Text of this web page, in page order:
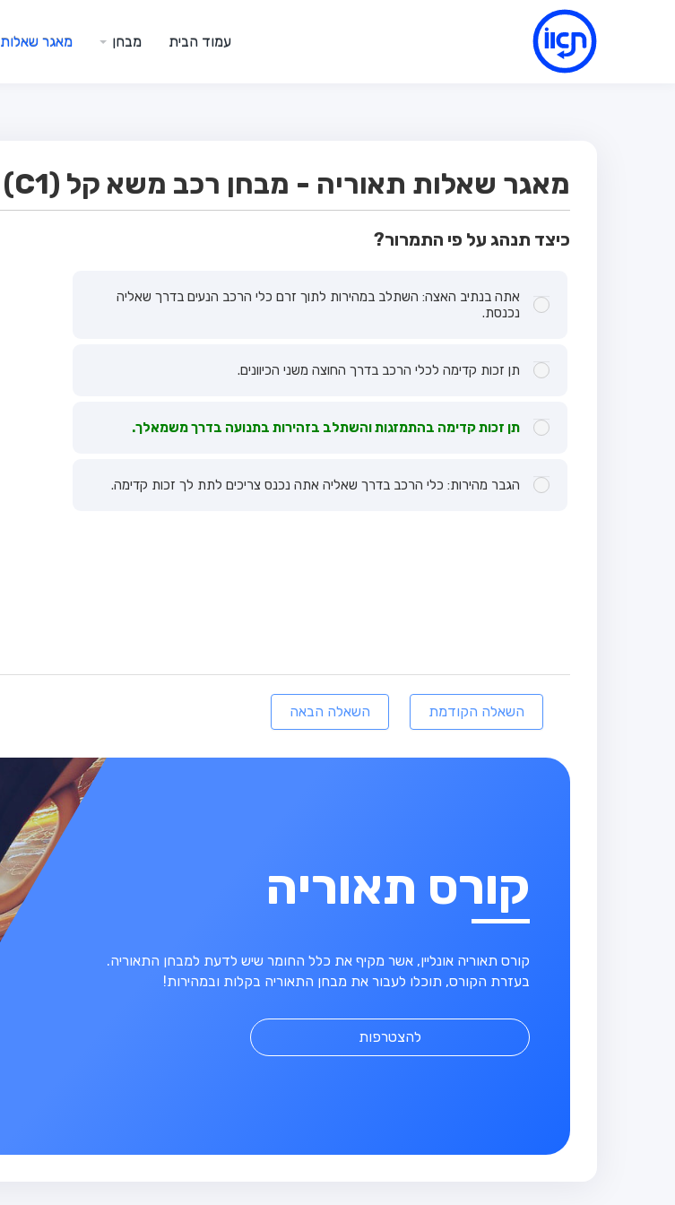
עמוד הבית מבחן מאגר שאלות
מאגר שאלות תאוריה - מבחן רכב משא קל (C1)
כיצד תנהג על פי התמרור?
אתה בנתיב האצה: השתלב במהירות לתוך זרם כלי הרכב הנעים בדרך שאליה
נכנסת.
תן זכות קדימה לכלי הרכב בדרך החוצה משני הכיוונים.
תן זכות קדימה בהתמזגות והשתלב בזהירות בתנועה בדרך משמאלך.
הגבר מהירות: כלי הרכב בדרך שאליה אתה נכנס צריכים לתת לך זכות קדימה.
השאלה הקודמת השאלה הבאה
קורס תאוריה
קורס תאוריה אונליין, אשר מקיף את כלל החומר שיש לדעת למבחן התאוריה.
בעזרת הקורס, תוכלו לעבור את מבחן התאוריה בקלות ובמהירות!
להצטרפות